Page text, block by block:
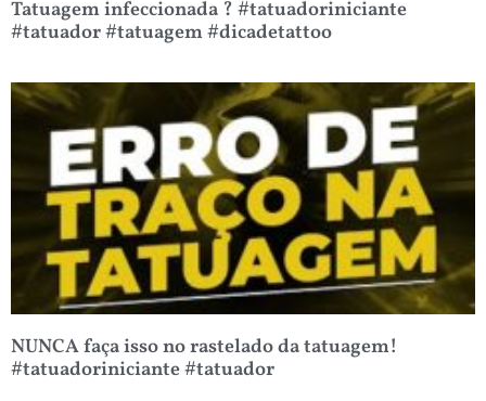
Tatuagem infeccionada ? #tatuadoriniciante
#tatuador #tatuagem #dicadetattoo
NUNCA faça isso no rastelado da tatuagem!
#tatuadoriniciante #tatuador